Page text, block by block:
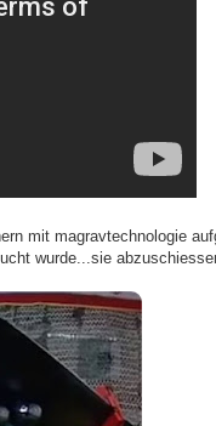
mit magravtechnologie
wurde...sie